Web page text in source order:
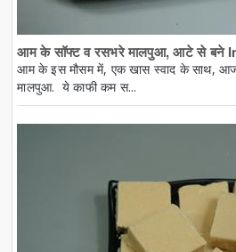
आम के सॉफ्ट व रसभरे मालपुआ, आटे से बने
आम के इस मौसम में, एक खास स्वाद के साथ,
मालपुआ. ये काफी कम स...